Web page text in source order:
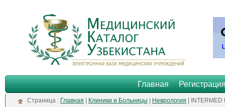
Главная
Cтраница : Главная Клиники и Больницы Неврология | INTERMED